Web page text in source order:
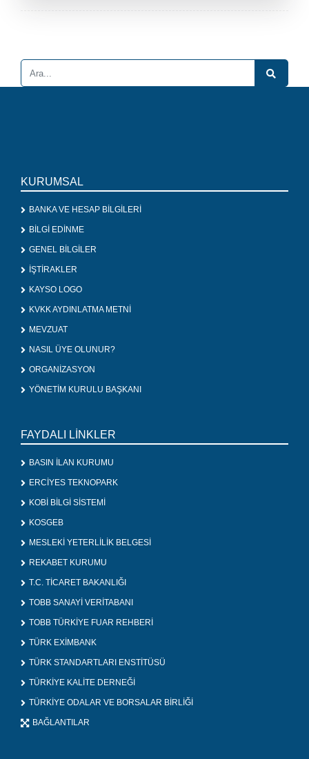
KURUMSAL
BANKA VE HESAP BİLGİLERİ
BİLGİ EDİNME
GENEL BİLGİLER
İŞTİRAKLER
KAYSO LOGO
KVKK AYDINLATMA METNİ
MEVZUAT
NASIL ÜYE OLUNUR?
ORGANİZASYON
YÖNETİM KURULU BAŞKANI
FAYDALI LİNKLER
BASIN İLAN KURUMU
ERCİYES TEKNOPARK
KOBİ BİLGİ SİSTEMİ
KOSGEB
MESLEKİ YETERLİLİK BELGESİ
REKABET KURUMU
T.C. TİCARET BAKANLIĞI
TOBB SANAYİ VERİTABANI
TOBB TÜRKİYE FUAR REHBERİ
TÜRK EXİMBANK
TÜRK STANDARTLARI ENSTİTÜSÜ
TÜRKİYE KALİTE DERNEĞİ
TÜRKİYE ODALAR VE BORSALAR BİRLİĞİ
BAĞLANTILAR